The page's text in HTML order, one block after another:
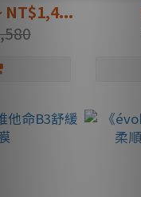
NT$1,4...